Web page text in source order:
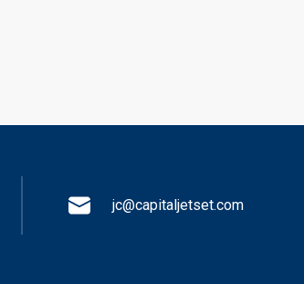
jc@capitaljetset.com